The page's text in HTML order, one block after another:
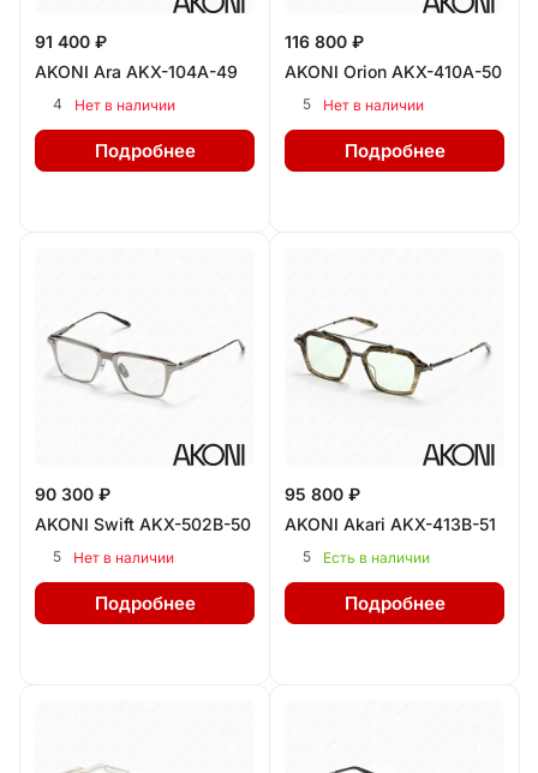
91 400 ₽
AKONI Ara AKX-104A-49
4 Нет в наличии
Подробнее
116 800 ₽
AKONI Orion AKX-410A-50
5 Нет в наличии
Подробнее
90 300 ₽
AKONI Swift AKX-502B-50
5 Нет в наличии
Подробнее
95 800 ₽
AKONI Akari AKX-413B-51
5 Есть в наличии
Подробнее